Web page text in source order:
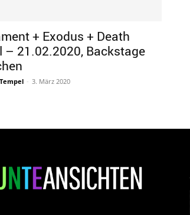
+ Exodus + Death
– 21.02.2020, Backstage
- 3. März 2020